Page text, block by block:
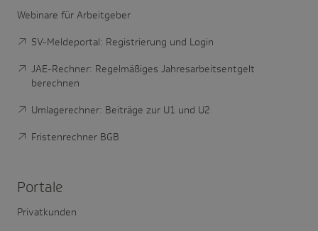
Webinare für Arbeitgeber
SV-Meldeportal: Registrierung und Login
JAE-Rechner: Regelmäßiges Jahresarbeitsentgelt
berechnen
Umlagerechner: Beiträge zur U1 und U2
Fristenrechner BGB
Portale
Privatkunden